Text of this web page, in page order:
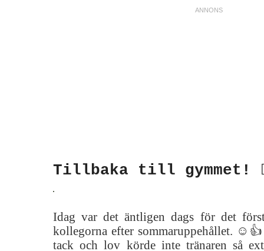
Tillbaka till gymmet!
Idag var det äntligen dags för det
kollegorna efter sommaruppehållet.
tack och lov körde inte tränaren så